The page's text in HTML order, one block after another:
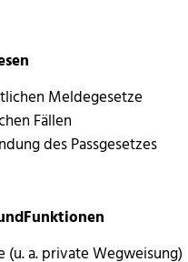
Meldegesetze
Fällen
des Passgesetzes
a. private Wegweisung)